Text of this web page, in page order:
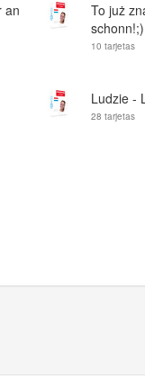
an
To już
schonn!;)
10 tarjetas
Ludzie -
28 tarjetas